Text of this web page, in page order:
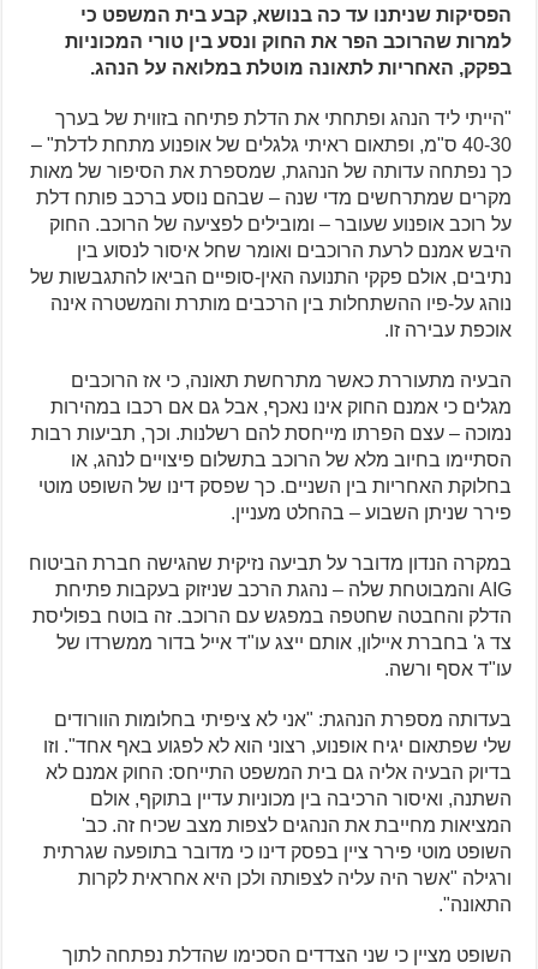
הפסיקות שניתנו עד כה בנושא, קבע בית המשפט כי
למרות שהרוכב הפר את החוק ונסע בין טורי המכוניות
בפקק, האחריות לתאונה מוטלת במלואה על הנהג.
"הייתי ליד הנהג ופתחתי את הדלת פתיחה בזווית של בערך
40-30 ס"מ, ופתאום ראיתי גלגלים של אופנוע מתחת לדלת" –
כך נפתחה עדותה של הנהגת, שמספרת את הסיפור של מאות
מקרים שמתרחשים מדי שנה – שבהם נוסע ברכב פותח דלת
על רוכב אופנוע שעובר – ומובילים לפציעה של הרוכב. החוק
היבש אמנם לרעת הרוכבים ואומר שחל איסור לנסוע בין
נתיבים, אולם פקקי התנועה האין-סופיים הביאו להתגבשות של
נוהג על-פיו ההשתחלות בין הרכבים מותרת והמשטרה אינה
אוכפת עבירה זו.
הבעיה מתעוררת כאשר מתרחשת תאונה, כי אז הרוכבים
מגלים כי אמנם החוק אינו נאכף, אבל גם אם רכבו במהירות
נמוכה – עצם הפרתו מייחסת להם רשלנות. וכך, תביעות רבות
הסתיימו בחיוב מלא של הרוכב בתשלום פיצויים לנהג, או
בחלוקת האחריות בין השניים. כך שפסק דינו של השופט מוטי
פירר שניתן השבוע – בהחלט מעניין.
במקרה הנדון מדובר על תביעה נזיקית שהגישה חברת הביטוח
AIG והמבוטחת שלה – נהגת הרכב שניזוק בעקבות פתיחת
הדלק והחבטה שחטפה במפגש עם הרוכב. זה בוטח בפוליסת
צד ג' בחברת איילון, אותם ייצג עו"ד אייל בדור ממשרדו של
עו"ד אסף ורשה.
בעדותה מספרת הנהגת: "אני לא ציפיתי בחלומות הוורודים
שלי שפתאום יגיח אופנוע, רצוני הוא לא לפגוע באף אחד". וזו
בדיוק הבעיה אליה גם בית המשפט התייחס: החוק אמנם לא
השתנה, ואיסור הרכיבה בין מכוניות עדיין בתוקף, אולם
המציאות מחייבת את הנהגים לצפות מצב שכיח זה. כב'
השופט מוטי פירר ציין בפסק דינו כי מדובר בתופעה שגרתית
ורגילה "אשר היה עליה לצפותה ולכן היא אחראית לקרות
התאונה".
השופט מציין כי שני הצדדים הסכימו שהדלת נפתחה לתוך